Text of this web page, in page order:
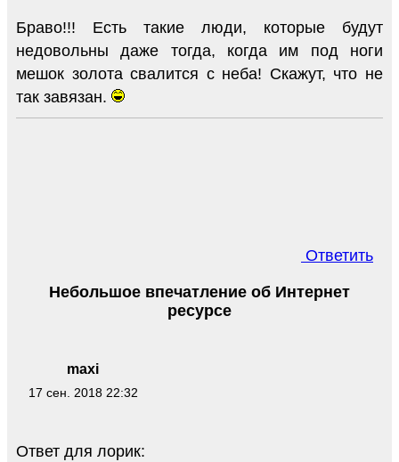
Браво!!! Есть такие люди, которые будут
недовольны даже тогда, когда им под ноги
мешок золота свалится с неба! Скажут, что не
так завязан.
Ответить
maxi
17 сен. 2018 22:32
Небольшое впечатление об Интернет
ресурсе
Ответ для лорик: